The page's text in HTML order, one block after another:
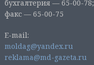
бухгалтерия — 65-00-78;
факс — 65-00-75
E-mail:
moldag@yandex.ru
reklama@md-gazeta.ru